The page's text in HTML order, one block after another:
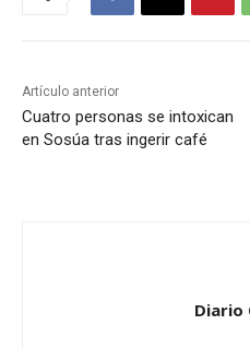
Artículo anterior
Cuatro personas se intoxican
en Sosúa tras ingerir café
Diario